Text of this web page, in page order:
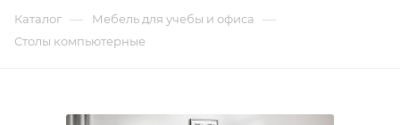
Каталог — Мебель для учебы и офиса —
Столы компьютерные